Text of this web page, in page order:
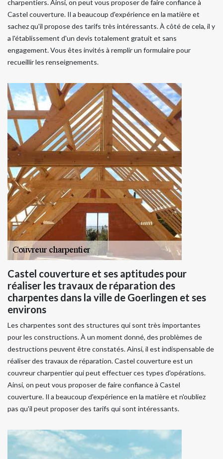
charpentiers. Ainsi, on peut vous proposer de faire confiance à
Castel couverture. Il a beaucoup d'expérience en la matière et
sachez qu'il propose des tarifs très intéressants. À côté de cela, il y
a l'établissement d'un devis totalement gratuit et sans
engagement. Vous êtes invités à remplir un formulaire pour
recueillir les renseignements.
Castel couverture et ses aptitudes pour
réaliser les travaux de réparation des
charpentes dans la ville de Goerlingen et ses
environs
Les charpentes sont des structures qui sont très importantes
pour les constructions. À un moment donné, des problèmes de
destructions peuvent être constatés. Ainsi, il est indispensable de
réaliser des travaux de réparation. Castel couverture est un
couvreur charpentier qui peut effectuer ces types d'opérations.
Ainsi, on peut vous proposer de faire confiance à Castel
couverture. Il a beaucoup d'expérience en la matière et n'oubliez
pas qu'il peut proposer des tarifs qui sont intéressants.